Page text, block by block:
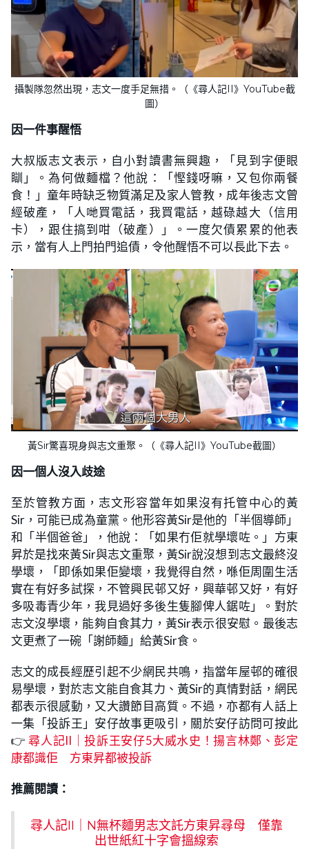
攝製隊忽然出現，志文一度手足無措。（《尋人記II》YouTube截
圖）
因一件事醒悟
大叔版志文表示，自小對讀書無興趣，「見到字便眼
瞓」。為何做麵檔？他說：「慳錢呀嘛，又包你兩餐
食！」童年時缺乏物質滿足及家人管教，成年後志文曾
經破產，「人哋買電話，我買電話，越碌越大（信用
卡），跟住搞到咁（破產）」。一度欠債累累的他表
示，當有人上門拍門追債，令他醒悟不可以長此下去。
黃Sir驚喜現身與志文重聚。（《尋人記II》YouTube截圖）
因一個人沒入歧途
至於管教方面，志文形容當年如果沒有托管中心的黃
Sir，可能已成為童黨。他形容黃Sir是他的「半個導師」
和「半個爸爸」，他說：「如果冇佢就學壞咗。」方東
昇於是找來黃Sir與志文重聚，黃Sir說沒想到志文最終沒
學壞，「即係如果佢變壞，我覺得自然，喺佢周圍生活
實在有好多試探，不管興民邨又好，興華邨又好，有好
多吸毒青少年，我見過好多後生隻腳俾人鋸咗」。對於
志文沒學壞，能夠自食其力，黃Sir表示很安慰。最後志
文更煮了一碗「謝師麵」給黃Sir食。
志文的成長經歷引起不少網民共鳴，指當年屋邨的確很
易學壞，對於志文能自食其力、黃Sir的真情對話，網民
都表示很感動，又大讚節目高質。不過，亦都有人話上
一集「投訴王」安仔故事更吸引，關於安仔訪問可按此
👉尋人記II｜投訴王安仔5大威水史！揚言林鄭、彭定
康都識佢 方東昇都被投訴
推薦閱讀：
尋人記II｜N無杯麵男志文託方東昇尋母 僅靠
出世紙紅十字會搵線索